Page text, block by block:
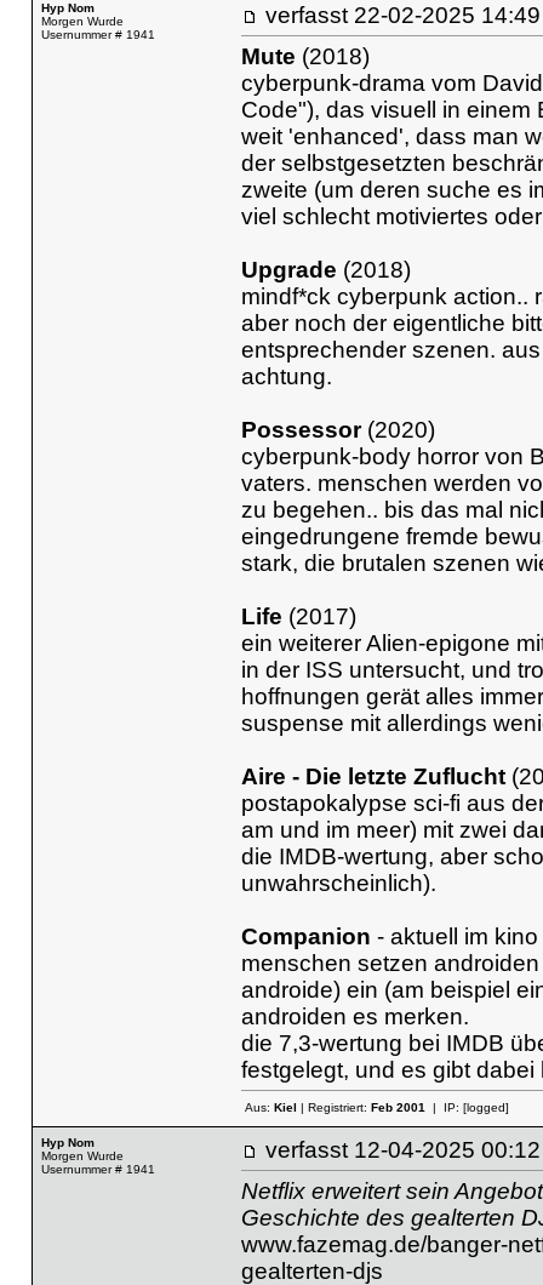
Hyp Nom
Morgen Wurde
Usernummer # 1941
verfasst 22-02-2025
Mute (2018)
cyberpunk-drama vom
Code"), das visuell in einem
weit 'enhanced', dass man
der selbstgesetzten
zweite (um deren suche es
viel schlecht motiviertes
Upgrade (2018)
mindf*ck cyberpunk action..
aber noch der eigentliche
entsprechender szenen.
achtung.
Possessor(2020)
cyberpunk-body horror von
vaters. menschen werden
zu begehen.. bis das mal
eingedrungene fremde
stark, die brutalen szenen
Life (2017)
ein weiterer Alien-epigone
in der ISS untersucht, und
hoffnungen gerät alles
suspense mit allerdings
Aire - Die letzte Zuflucht
postapokalypse sci-fi aus
am und im meer) mit zwei
die IMDB-wertung, aber
unwahrscheinlich).
Companion - aktuell im kino
menschen setzen
androide) ein (am beispiel
androiden es merken.
die 7,3-wertung bei IMDB
festgelegt, und es gibt
Aus: Kiel | Registriert: Feb 2001| IP: [logged]
Hyp Nom
Morgen Wurde
Usernummer # 1941
verfasst 12-04-2025
Netflix erweitert sein
Geschichte des gealterten
www.fazemag.de/banger-
gealterten-djs